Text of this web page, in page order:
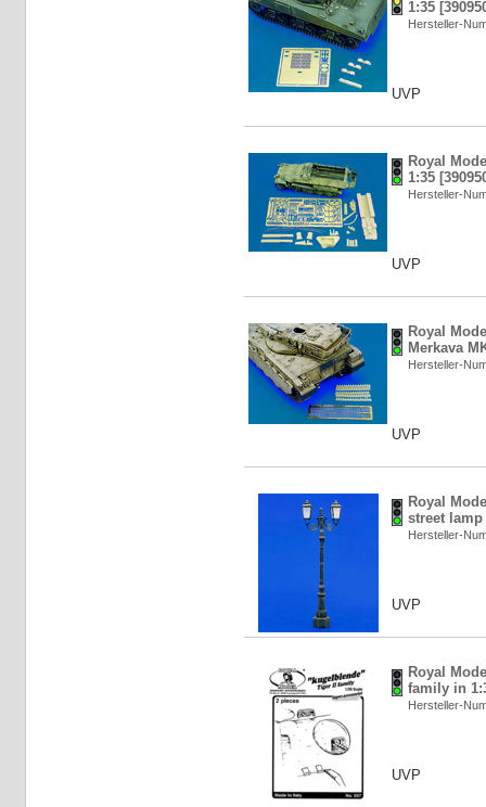
1:35
Hersteller-
UVP
Royal
1:35
Hersteller-
UVP
Royal
Merkava
Hersteller-
UVP
Royal
street lamp
Hersteller-
UVP
Royal
family in
Hersteller-
UVP